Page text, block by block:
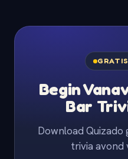
Begin
Bar
Download Quizado
trivia avond